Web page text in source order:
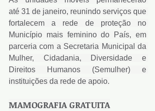
até 31 de janeiro, reunindo serviços que
fortalecem a rede de proteção no
Município mais feminino do País, em
parceria com a Secretaria Municipal da
Mulher, Cidadania, Diversidade e
Direitos Humanos (Semulher) e
instituições da rede de apoio.
MAMOGRAFIA GRATUITA